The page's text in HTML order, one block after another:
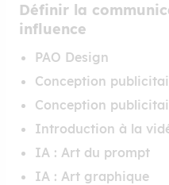
Définir la
influence
PAO Design
Conception
Conception
Introduction à la
IA : Art du prompt
IA : Art graphique